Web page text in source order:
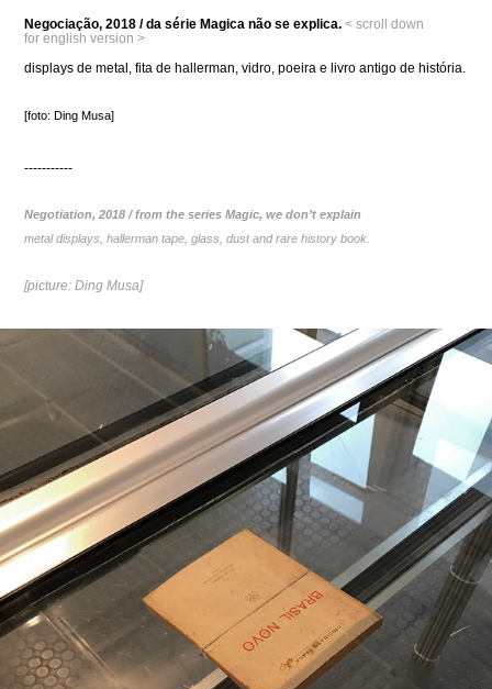
Negociação, 2018 / da série Magica não se explica. < scroll down
for english version >
displays de metal, fita de hallerman, vidro, poeira e livro antigo de história.
[foto: Ding Musa]
-----------
Negotiation, 2018 / from the series Magic, we don’t explain
metal displays, hallerman tape, glass, dust and rare history book.
[picture: Ding Musa]